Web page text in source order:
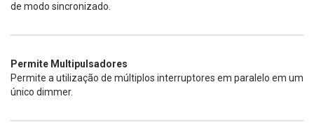
de modo sincronizado.
Permite Multipulsadores
Permite a utilização de múltiplos interruptores em paralelo em um
único dimmer.